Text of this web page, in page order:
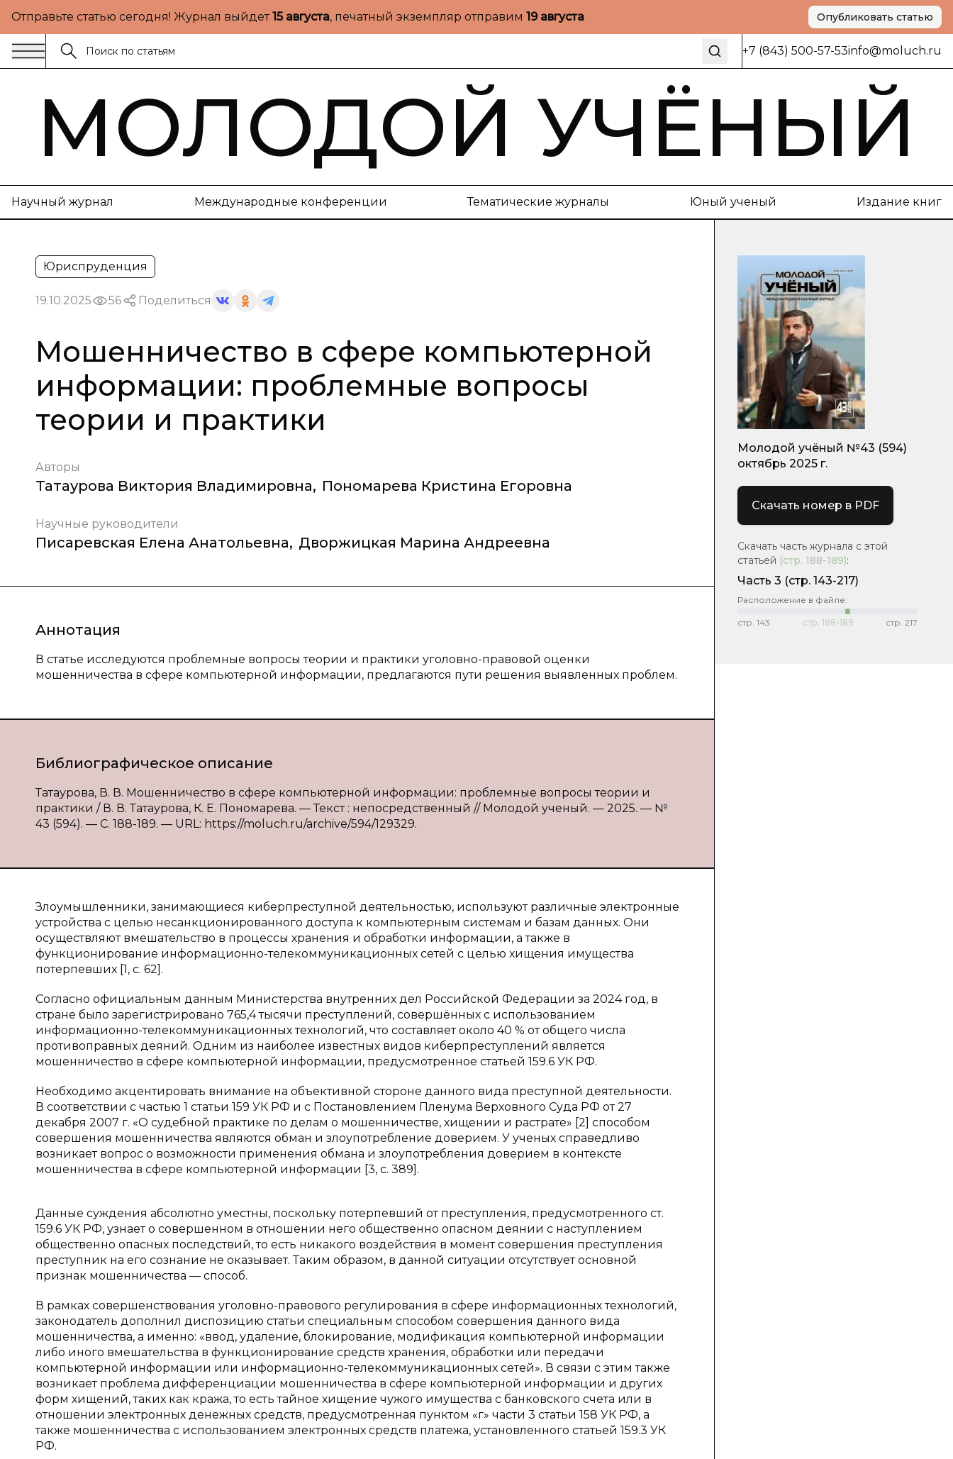
Отправьте статью сегодня! Журнал выйдет15 августа, печатный экземпляр отправим 19 августа Опубликовать статью
+7 (843) 500-57-53info@moluch.ru
МОЛОДОЙ УЧЁНЫЙ
Научный журнал Международные конференции Тематические журналы Юный ученый Издание книг
Юриспруденция
19.10.2025 56 Поделиться
Мошенничество в сфере компьютерной
информации: проблемные вопросы
теории и практики
Авторы
Татаурова Виктория Владимировна, Пономарева Кристина Егоровна
Научные руководители
Писаревская Елена Анатольевна, Дворжицкая Марина Андреевна
Аннотация
В статье исследуются проблемные вопросы теории и практики уголовно-правовой оценки
мошенничества в сфере компьютерной информации, предлагаются пути решения выявленных проблем.
Библиографическое описание
Татаурова, В. В. Мошенничество в сфере компьютерной информации: проблемные вопросы теории и
практики / В. В. Татаурова, К. Е. Пономарева. — Текст : непосредственный // Молодой ученый. — 2025. — №
43 (594). — С. 188-189. — URL: https://moluch.ru/archive/594/129329.
Злоумышленники, занимающиеся киберпреступной деятельностью, используют различные электронные
устройства с целью несанкционированного доступа к компьютерным системам и базам данных. Они
осуществляют вмешательство в процессы хранения и обработки информации, а также в
функционирование информационно-телекоммуникационных сетей с целью хищения имущества
потерпевших [1, с. 62].
Согласно официальным данным Министерства внутренних дел Российской Федерации за 2024 год, в
стране было зарегистрировано 765,4 тысячи преступлений, совершённых с использованием
информационно-телекоммуникационных технологий, что составляет около 40 % от общего числа
противоправных деяний. Одним из наиболее известных видов киберпреступлений является
мошенничество в сфере компьютерной информации, предусмотренное статьей 159.6 УК РФ.
Необходимо акцентировать внимание на объективной стороне данного вида преступной деятельности.
В соответствии с частью 1 статьи 159 УК РФ и с Постановлением Пленума Верховного Суда РФ от 27
декабря 2007 г. «О судебной практике по делам о мошенничестве, хищении и растрате» [2] способом
совершения мошенничества являются обман и злоупотребление доверием. У ученых справедливо
возникает вопрос о возможности применения обмана и злоупотребления доверием в контексте
мошенничества в сфере компьютерной информации [3, с. 389].
Данные суждения абсолютно уместны, поскольку потерпевший от преступления, предусмотренного ст.
159.6 УК РФ, узнает о совершенном в отношении него общественно опасном деянии с наступлением
общественно опасных последствий, то есть никакого воздействия в момент совершения преступления
преступник на его сознание не оказывает. Таким образом, в данной ситуации отсутствует основной
признак мошенничества — способ.
В рамках совершенствования уголовно-правового регулирования в сфере информационных технологий,
законодатель дополнил диспозицию статьи специальным способом совершения данного вида
мошенничества, а именно: «ввод, удаление, блокирование, модификация компьютерной информации
либо иного вмешательства в функционирование средств хранения, обработки или передачи
компьютерной информации или информационно-телекоммуникационных сетей». В связи с этим также
возникает проблема дифференциации мошенничества в сфере компьютерной информации и других
форм хищений, таких как кража, то есть тайное хищение чужого имущества с банковского счета или в
отношении электронных денежных средств, предусмотренная пунктом «г» части 3 статьи 158 УК РФ, а
также мошенничества с использованием электронных средств платежа, установленного статьей 159.3 УК
РФ.
Молодой учёный №43 (594)
октябрь 2025 г.
Скачать номер в PDF
Скачать часть журнала с этой
статьей (стр. 188-189):
Часть 3 (стр. 143-217)
Расположение в файле:
стр. 143 стр. 188-189 стр. 217